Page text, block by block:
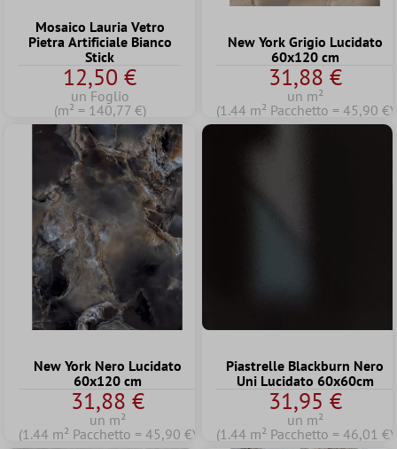
Mosaico Lauria Vetro
Pietra Artificiale Bianco
Stick
12,50 €
un Foglio
(m² = 140,77 €)
New York Grigio Lucidato
60x120 cm
31,88 €
un m²
(1.44 m² Pacchetto = 45,90 €)
New York Nero Lucidato
60x120 cm
31,88 €
un m²
(1.44 m² Pacchetto = 45,90 €)
Piastrelle Blackburn Nero
Uni Lucidato 60x60cm
31,95 €
un m²
(1.44 m² Pacchetto = 46,01 €)